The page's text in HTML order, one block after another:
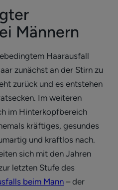
Männern
Haarausfall
zunächst an der Stirn zu
zurück und es entstehen
Im weiteren
im Hinterkopfbereich
kräftiges, gesundes
und kraftlos nach.
sich mit den Jahren
letzten Stufe des
beim Mann – der